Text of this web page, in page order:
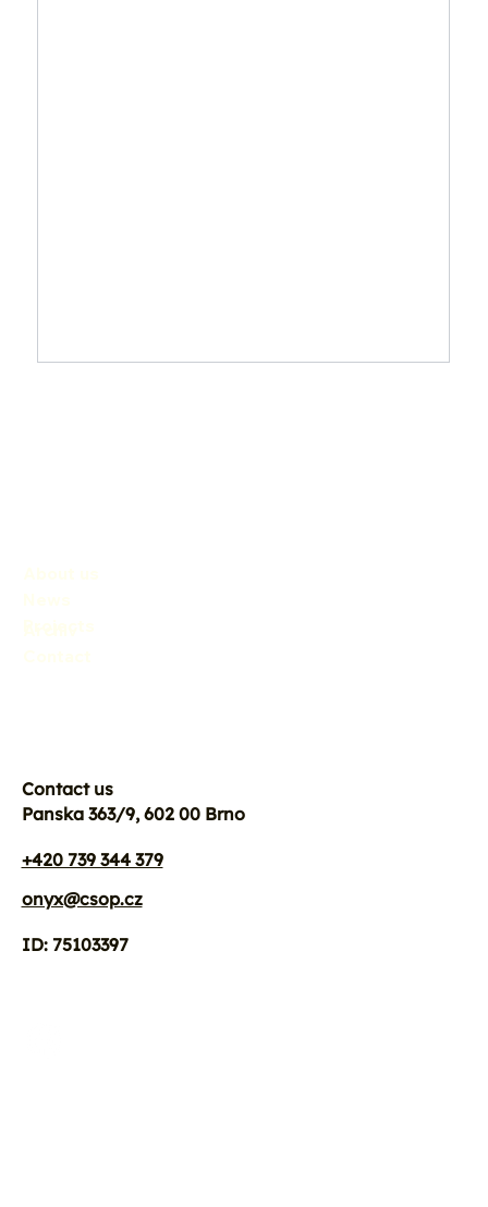
Contact us
Panska 363/9, 602 00 Brno
+420 739 344 379
onyx@csop.cz
ID: 75103397